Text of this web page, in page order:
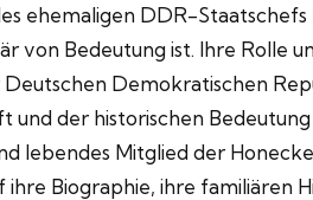
ehemaligen DDR-Staatschefs
von Bedeutung ist. Ihre Rolle
Demokratischen
der historischen
lebendes Mitglied der
Biographie, ihre familiären